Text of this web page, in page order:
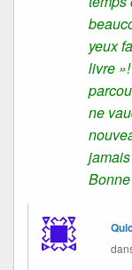
yeux
livre
ne